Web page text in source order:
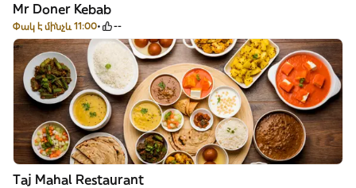
Mr Doner Kebab
Փակ է մինչև 11:00 --
Taj Mahal Restaurant